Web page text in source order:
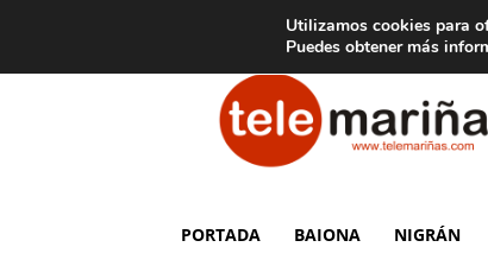
Aviso legal Tarifas de
Telemariñas
PORTADA BAIONA NIGRÁN
Utilizamos cookies para
Puedes obtener más